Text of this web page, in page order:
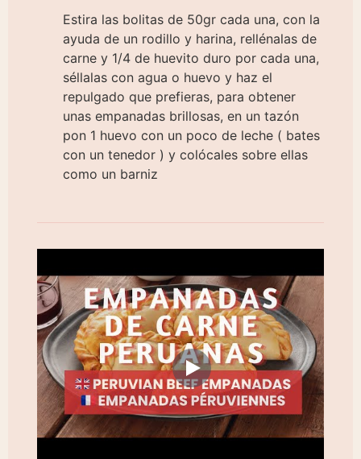
Estira las bolitas de 50gr cada una, con la
ayuda de un rodillo y harina, rellénalas de
carne y 1/4 de huevito duro por cada una,
séllalas con agua o huevo y haz el
repulgado que prefieras, para obtener
unas empanadas brillosas, en un tazón
pon 1 huevo con un poco de leche ( bates
con un tenedor ) y colócales sobre ellas
como un barniz